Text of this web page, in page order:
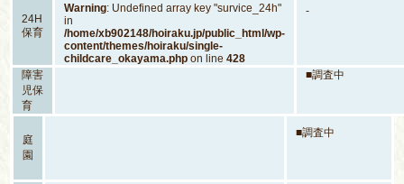
24H
保育
Warning: Undefined array key "survice_24h"
in
/home/xb902148/hoiraku.jp/public_html/wp-
content/themes/hoiraku/single-
childcare_okayama.php on line428
-
障害
児保
育
■調査中
庭
園
■調査中